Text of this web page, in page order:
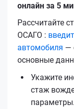
онлайн за 5
Рассчитайте
ОСАГО :
автомобиля —
основные
Укажите
стаж
параметры.